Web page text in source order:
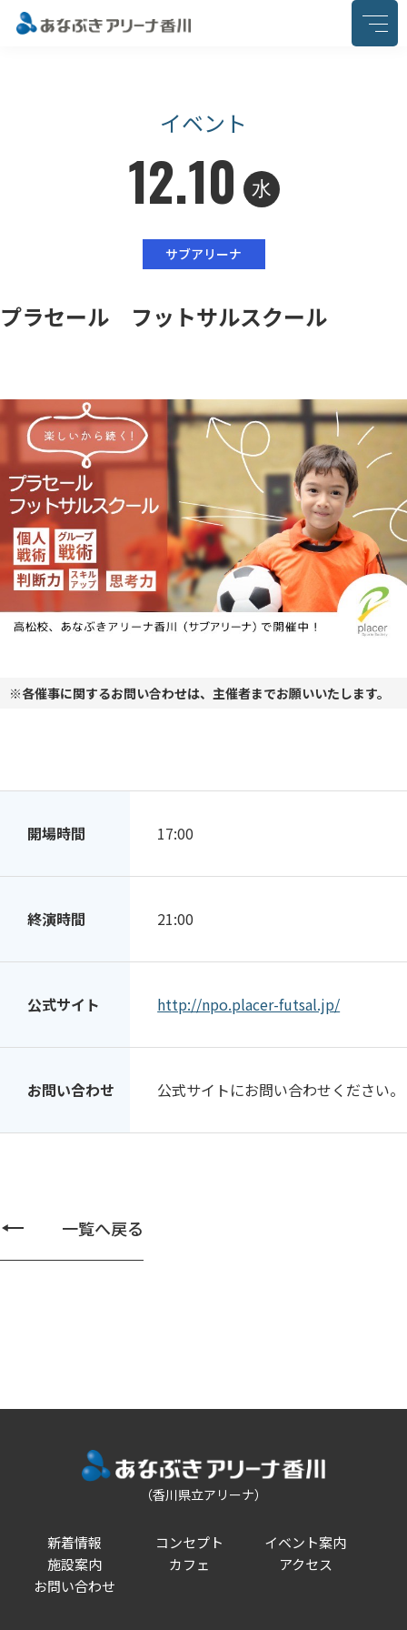
このページの本文へ移動
イベント
12.10 水
サブアリーナ
プラセール フットサルスクール
※各催事に関するお問い合わせは、主催者までお願いいたします。
開場時間 17:00
終演時間 21:00
公式サイト http://npo.placer-futsal.jp/
お問い合わせ 公式サイトにお問い合わせください。
一覧へ戻る
（香川県立アリーナ）
新着情報 コンセプト
イベント案内
施設案内
カフェ
アクセス
お問い合わせ